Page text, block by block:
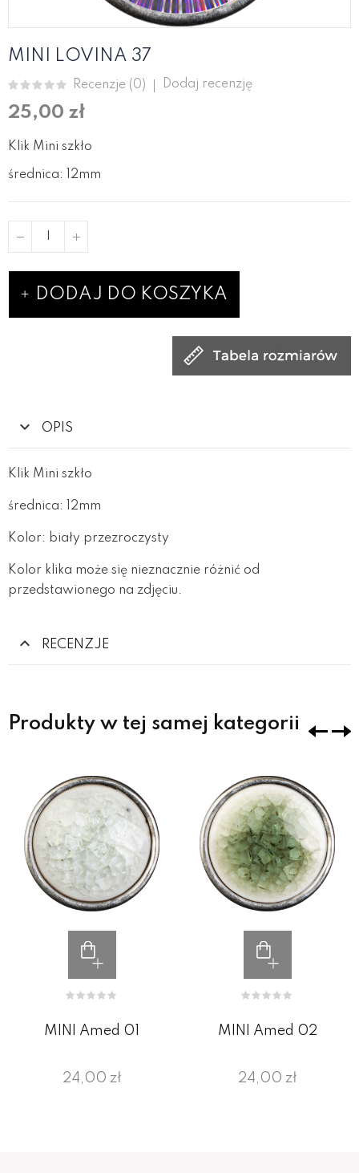
MINI LOVINA 37
Recenzje (0) Dodaj recenzję
25,00 zł
Klik Mini szkło
średnica: 12mm
DODAJ DO KOSZYKA
OPIS
Klik Mini szkło
średnica: 12mm
Kolor: biały przezroczysty
Kolor klika może się nieznacznie różnić od
przedstawionego na zdjęciu.
RECENZJE
Produkty w tej samej kategorii
MINI Amed 01
24,00 zł
MINI Amed 02
24,00 zł